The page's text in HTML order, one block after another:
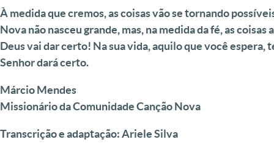
À medida que cremos, as coisas vão se tornando
Nova não nasceu grande, mas, na medida da fé, as coisas
Deus vai dar certo! Na sua vida, aquilo que você espera,
Senhor dará certo.
Márcio Mendes
Missionário da Comunidade Canção Nova
Transcrição e adaptação: Ariele Silva